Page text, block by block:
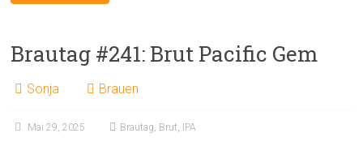
Brautag #241: Brut Pacific Gem
Sonja Brauen
Mai 29, 2025 Brautag, Brut, IPA